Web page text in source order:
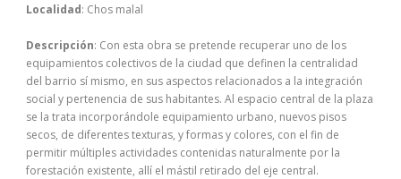
Localidad: Chos malal
Descripción: Con esta obra se pretende recuperar uno de los
equipamientos colectivos de la ciudad que definen la centralidad
del barrio sí mismo, en sus aspectos relacionados a la integración
social y pertenencia de sus habitantes. Al espacio central de la plaza
se la trata incorporándole equipamiento urbano, nuevos pisos
secos, de diferentes texturas, y formas y colores, con el fin de
permitir múltiples actividades contenidas naturalmente por la
forestación existente, allí el mástil retirado del eje central.